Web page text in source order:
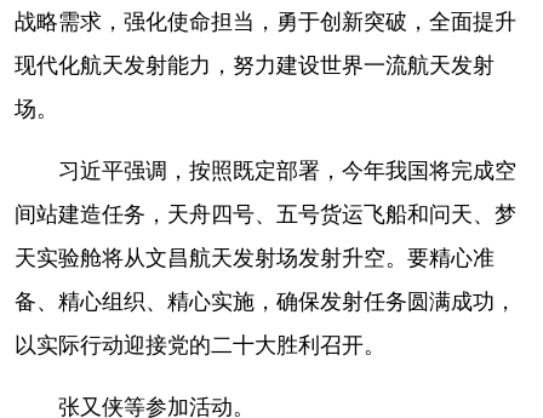
战略需求，强化使命担当，勇于创新突破，全面提升
现代化航天发射能力，努力建设世界一流航天发射
场。
习近平强调，按照既定部署，今年我国将完成空
间站建造任务，天舟四号、五号货运飞船和问天、梦
天实验舱将从文昌航天发射场发射升空。要精心准
备、精心组织、精心实施，确保发射任务圆满成功，
以实际行动迎接党的二十大胜利召开。
张又侠等参加活动。